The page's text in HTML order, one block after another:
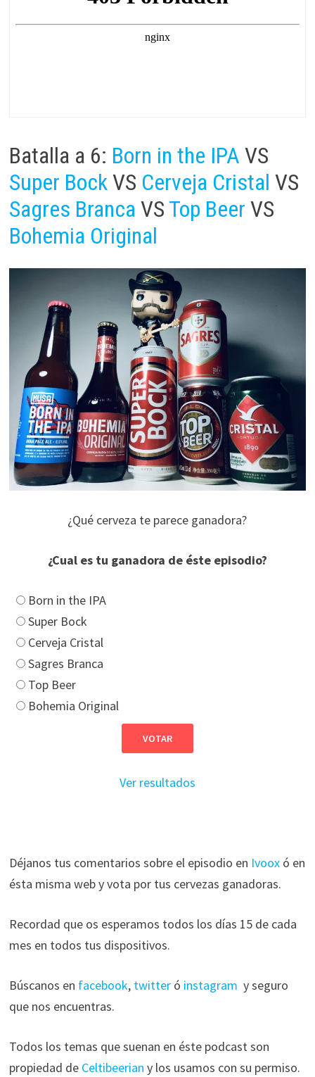
Batalla a 6: Born in the IPA VS
Super BockVS Cerveja Cristal VS
Sagres Branca VS Top Beer VS
Bohemia Original
¿Qué cerveza te parece ganadora?
¿Cual es tu ganadora de éste episodio?
Born in the IPA
Super Bock
Cerveja Cristal
Sagres Branca
Top Beer
Bohemia Original
Ver resultados
Déjanos tus comentarios sobre el episodio en Ivooxó en
ésta misma web y vota por tus cervezas ganadoras.
Recordad que os esperamos todos los días 15 de cada
mes en todos tus dispositivos.
Búscanos en facebook, twitteró instagram y seguro
que nos encuentras.
Todos los temas que suenan en éste podcast son
propiedad de Celtibeerian y los usamos con su permiso.